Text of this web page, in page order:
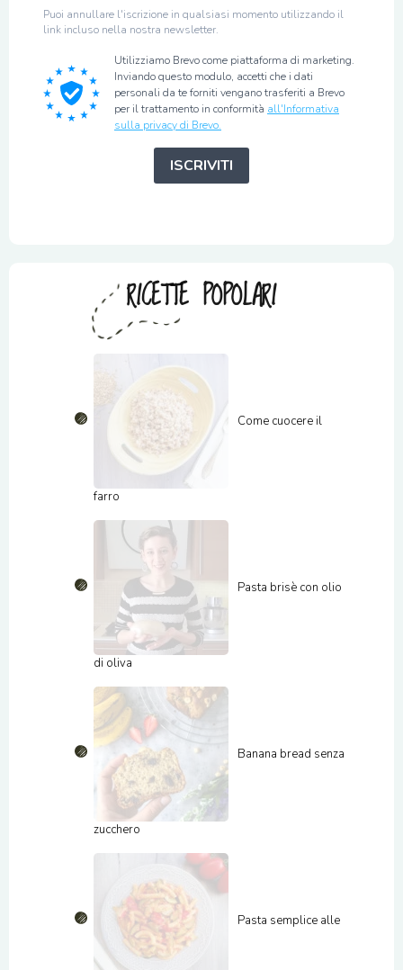
Puoi annullare l'iscrizione in qualsiasi momento utilizzando il
link incluso nella nostra newsletter.
Utilizziamo Brevo come piattaforma di marketing.
Inviando questo modulo, accetti che i dati
personali da te forniti vengano trasferiti a Brevo
per il trattamento in conformità all'Informativa
sulla privacy di Brevo.
ISCRIVITI
RICETTE POPOLARI
Come cuocere il
farro
Pasta brisè con olio
di oliva
Banana bread senza
zucchero
Pasta semplice alle